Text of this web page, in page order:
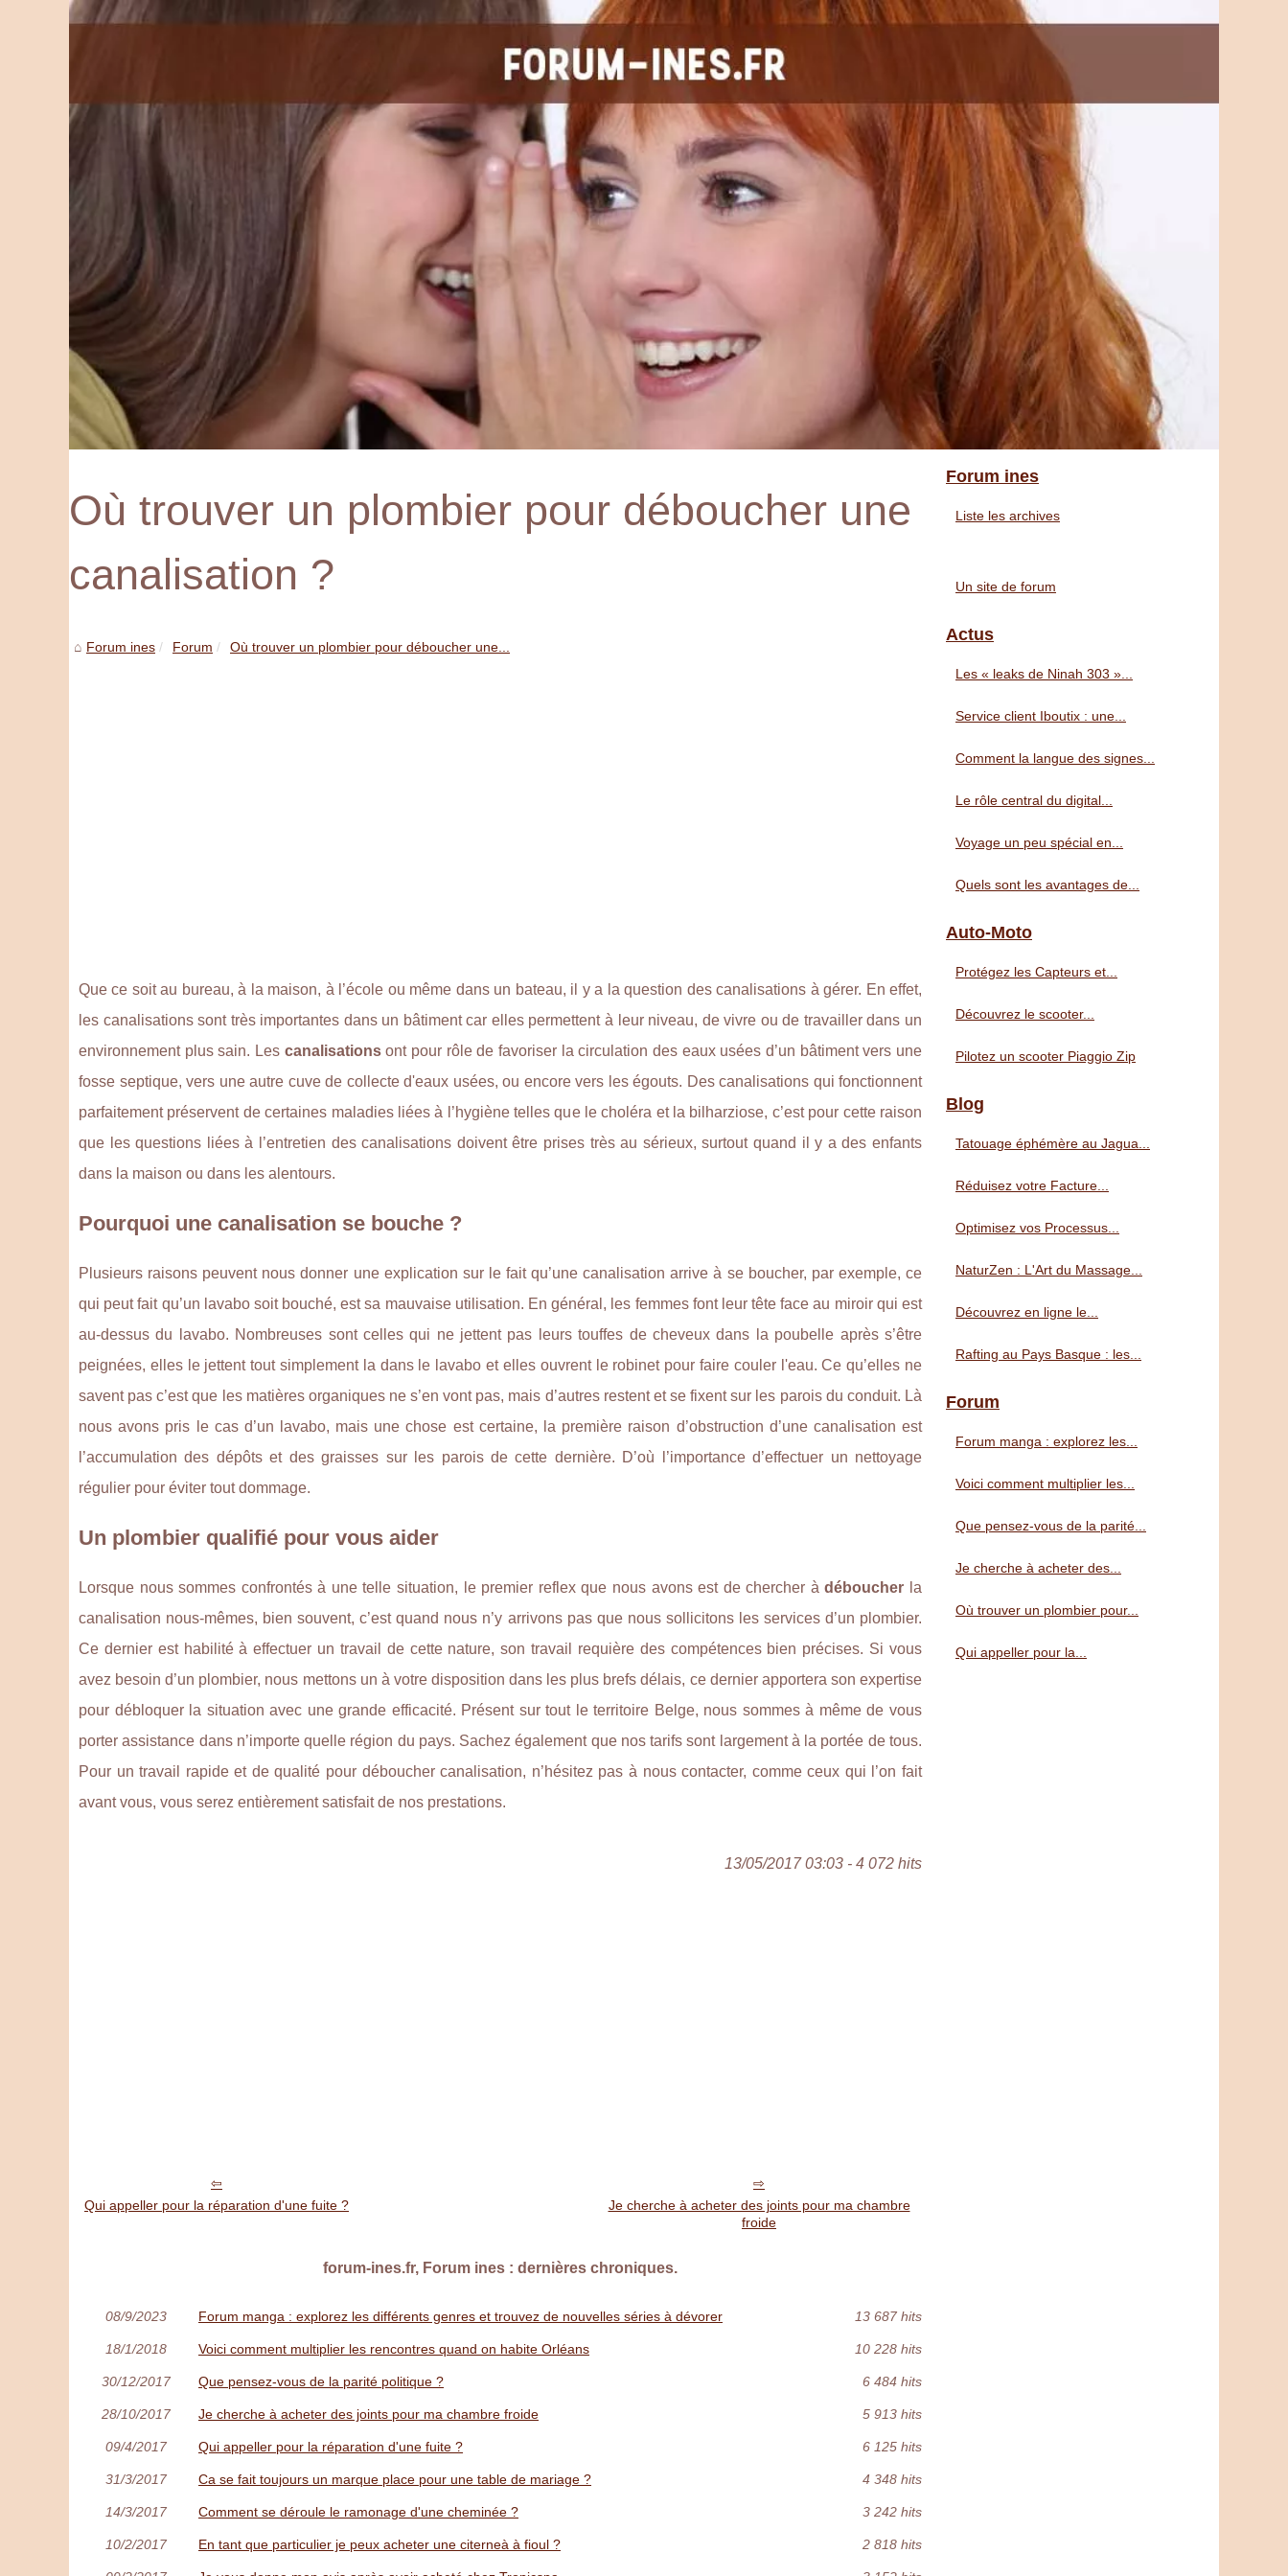
Où trouver un plombier pour déboucher une
canalisation ?
Forum ines Forum Où trouver un plombier pour déboucher une...
Que ce soit au bureau, à la maison, à l’école ou même dans un bateau, il y a la question des canalisations à gérer. En effet,
les canalisations sont très importantes dans un bâtiment car elles permettent à leur niveau, de vivre ou de travailler dans un
environnement plus sain. Les canalisationsont pour rôle de favoriser la circulation des eaux usées d’un bâtiment vers une
fosse septique, vers une autre cuve de collecte d'eaux usées, ou encore vers les égouts. Des canalisations qui fonctionnent
parfaitement préservent de certaines maladies liées à l’hygiène telles que le choléra et la bilharziose, c’est pour cette raison
que les questions liées à l’entretien des canalisations doivent être prises très au sérieux, surtout quand il y a des enfants
dans la maison ou dans les alentours.
Pourquoi une canalisation se bouche ?
Plusieurs raisons peuvent nous donner une explication sur le fait qu’une canalisation arrive à se boucher, par exemple, ce
qui peut fait qu’un lavabo soit bouché, est sa mauvaise utilisation. En général, les femmes font leur tête face au miroir qui est
au-dessus du lavabo. Nombreuses sont celles qui ne jettent pas leurs touffes de cheveux dans la poubelle après s’être
peignées, elles le jettent tout simplement la dans le lavabo et elles ouvrent le robinet pour faire couler l'eau. Ce qu’elles ne
savent pas c’est que les matières organiques ne s’en vont pas, mais d’autres restent et se fixent sur les parois du conduit. Là
nous avons pris le cas d’un lavabo, mais une chose est certaine, la première raison d’obstruction d’une canalisation est
l’accumulation des dépôts et des graisses sur les parois de cette dernière. D’où l’importance d’effectuer un nettoyage
régulier pour éviter tout dommage.
Un plombier qualifié pour vous aider
Lorsque nous sommes confrontés à une telle situation, le premier reflex que nous avons est de chercher àdéboucher la
canalisation nous-mêmes, bien souvent, c’est quand nous n’y arrivons pas que nous sollicitons les services d’un plombier.
Ce dernier est habilité à effectuer un travail de cette nature, son travail requière des compétences bien précises. Si vous
avez besoin d’un plombier, nous mettons un à votre disposition dans les plus brefs délais, ce dernier apportera son expertise
pour débloquer la situation avec une grande efficacité. Présent sur tout le territoire Belge, nous sommes à même de vous
porter assistance dans n’importe quelle région du pays. Sachez également que nos tarifs sont largement à la portée de tous.
Pour un travail rapide et de qualité pour déboucher canalisation, n’hésitez pas à nous contacter, comme ceux qui l’on fait
avant vous, vous serez entièrement satisfait de nos prestations.
13/05/2017 03:03 - 4 072 hits
Qui appeller pour la réparation d'une fuite ?
Je cherche à acheter des joints pour ma chambre
froide
forum-ines.fr, Forum ines : dernières chroniques.
08/9/2023 Forum manga : explorez les différents genres et trouvez de nouvelles séries à dévorer 13 687 hits
18/1/2018 Voici comment multiplier les rencontres quand on habite Orléans 10 228 hits
30/12/2017 Que pensez-vous de la parité politique ? 6 484 hits
28/10/2017 Je cherche à acheter des joints pour ma chambre froide 5 913 hits
09/4/2017 Qui appeller pour la réparation d'une fuite ? 6 125 hits
31/3/2017 Ca se fait toujours un marque place pour une table de mariage ? 4 348 hits
14/3/2017 Comment se déroule le ramonage d'une cheminée ? 3 242 hits
10/2/2017 En tant que particulier je peux acheter une citerneà à fioul ? 2 818 hits
Forum ines
Liste les archives
Un site de forum
Actus
Les « leaks de Ninah 303 »...
Service client Iboutix : une...
Comment la langue des signes...
Le rôle central du digital...
Voyage un peu spécial en...
Quels sont les avantages de...
Auto-Moto
Protégez les Capteurs et...
Découvrez le scooter...
Pilotez un scooter Piaggio Zip
Blog
Tatouage éphémère au Jagua...
Réduisez votre Facture...
Optimisez vos Processus...
NaturZen : L'Art du Massage...
Découvrez en ligne le...
Rafting au Pays Basque : les...
Forum
Forum manga : explorez les...
Voici comment multiplier les...
Que pensez-vous de la parité...
Je cherche à acheter des...
Où trouver un plombier pour...
Qui appeller pour la...